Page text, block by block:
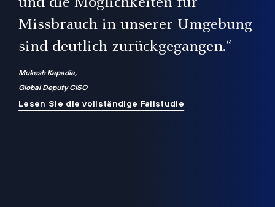
und die Möglichkeiten für
Missbrauch in unserer Umgebung
sind deutlich zurückgegangen.“
Mukesh Kapadia,
Global Deputy CISO
Lesen Sie die vollständige Fallstudie